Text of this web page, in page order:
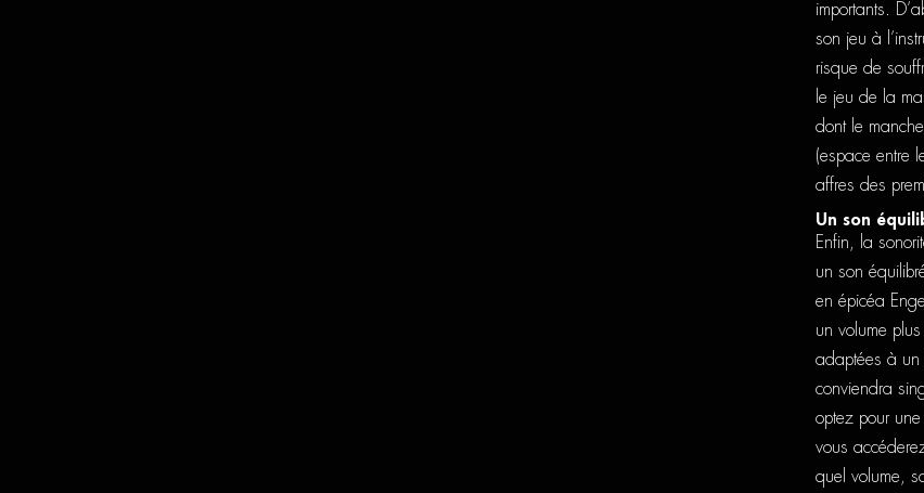
importants.
son jeu à
risque de
le jeu de la
dont le
(espace entre
affres des
Un son
Enfin, la
un son
en épicéa
un volume
adaptées à un
conviendra
optez pour une
vous
quel volume,